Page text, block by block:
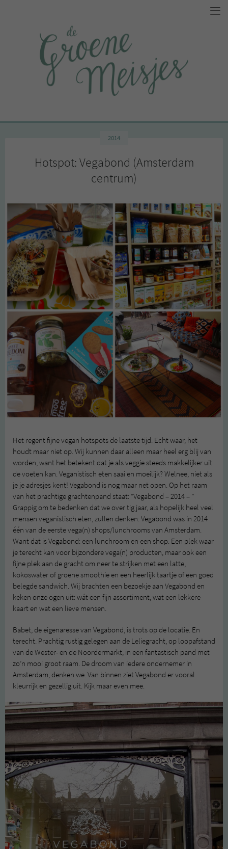
2014
Hotspot: Vegabond (Amsterdam
centrum)
Het regent fijne vegan hotspots de laatste tijd. Echt waar, het
houdt maar niet op. Wij kunnen daar alleen maar heel erg blij van
worden, want het betekent dat je als veggie steeds makkelijker uit
de voeten kan. Veganistisch eten saai en moeilijk? Welnee, niet als
je je adresjes kent! Vegabond is nog maar net open. Op het raam
van het prachtige grachtenpand staat: “Vegabond – 2014 – ”
Grappig om te bedenken dat we over tig jaar, als hopelijk heel veel
mensen veganistisch eten, zullen denken: Vegabond was in 2014
één van de eerste vega(n) shops/lunchrooms van Amsterdam.
Want dat is Vegabond: een lunchroom en een shop. Een plek waar
je terecht kan voor bijzondere vega(n) producten, maar ook een
fijne plek aan de gracht om neer te strijken met een latte,
kokoswater of groene smoothie en een heerlijk taartje of een goed
belegde sandwich. Wij brachten een bezoekje aan Vegabond en
keken onze ogen uit: wát een fijn assortiment, wat een lekkere
kaart en wat een lieve mensen.
Babet, de eigenaresse van Vegabond, is trots op de locatie. En
terecht. Prachtig rustig gelegen aan de Leliegracht, op loopafstand
van de Wester- en de Noordermarkt, in een fantastisch pand met
zo’n mooi groot raam. De droom van iedere ondernemer in
Amsterdam, denken we. Van binnen ziet Vegabond er vooral
kleurrijk en gezellig uit. Kijk maar even mee.